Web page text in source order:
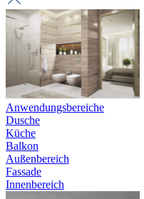
Anwendungsbereiche
Dusche
Küche
Balkon
Außenbereich
Fassade
Innenbereich